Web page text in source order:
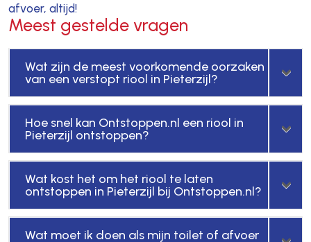
afvoer, altijd!
Meest gestelde vragen
Wat zijn de meest voorkomende oorzaken
van een verstopt riool in Pieterzijl?
Hoe snel kan Ontstoppen.nl een riool in
Pieterzijl ontstoppen?
Wat kost het om het riool te laten
ontstoppen in Pieterzijl bij Ontstoppen.nl?
Wat moet ik doen als mijn toilet of afvoer